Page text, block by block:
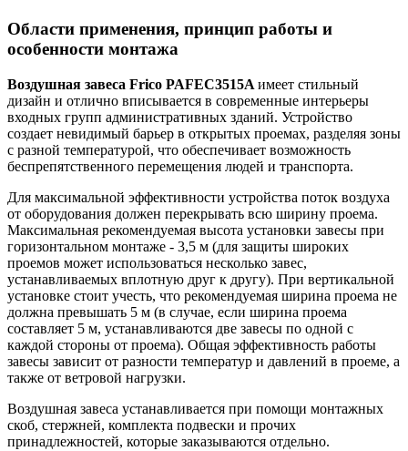
Области применения, принцип работы и
особенности монтажа
Воздушная завеса Frico PAFEC3515A имеет стильный
дизайн и отлично вписывается в современные интерьеры
входных групп административных зданий. Устройство
создает невидимый барьер в открытых проемах, разделяя зоны
с разной температурой, что обеспечивает возможность
беспрепятственного перемещения людей и транспорта.
Для максимальной эффективности устройства поток воздуха
от оборудования должен перекрывать всю ширину проема.
Максимальная рекомендуемая высота установки завесы при
горизонтальном монтаже - 3,5 м (для защиты широких
проемов может использоваться несколько завес,
устанавливаемых вплотную друг к другу). При вертикальной
установке стоит учесть, что рекомендуемая ширина проема не
должна превышать 5 м (в случае, если ширина проема
составляет 5 м, устанавливаются две завесы по одной с
каждой стороны от проема). Общая эффективность работы
завесы зависит от разности температур и давлений в проеме, а
также от ветровой нагрузки.
Воздушная завеса устанавливается при помощи монтажных
скоб, стержней, комплекта подвески и прочих
принадлежностей, которые заказываются отдельно.